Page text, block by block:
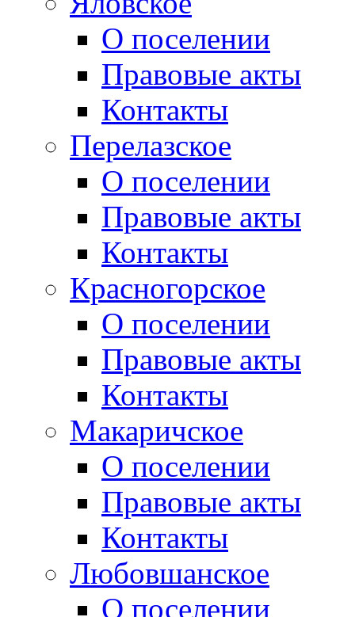
О поселении
Правовые акты
Контакты
Перелазское
О поселении
Правовые акты
Контакты
Красногорское
О поселении
Правовые акты
Контакты
Макаричское
О поселении
Правовые акты
Контакты
Любовшанское
О поселении